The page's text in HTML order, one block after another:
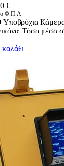
€.
€Η
τρέχουσα
τιμή
είναι:
ο Φ.Π.Α
Τόσο μέσα